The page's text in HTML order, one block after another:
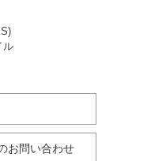
ル
お問い合わせ